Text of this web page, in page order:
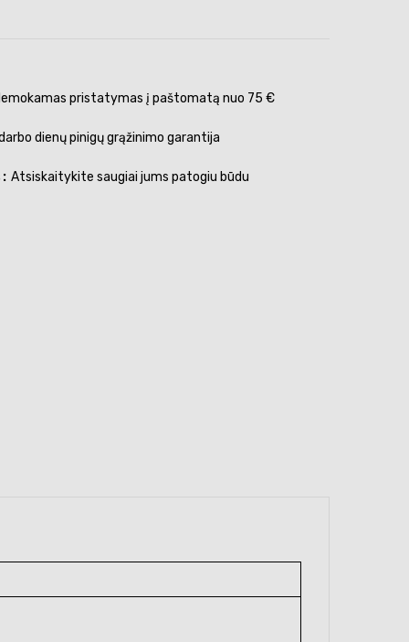
pristatymas į paštomatą nuo 75 €
dienų pinigų grąžinimo garantija
Atsiskaitykite saugiai jums patogiu būdu